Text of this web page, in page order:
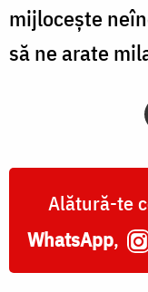
mijloceşte
să ne arate
Alătură-te
WhatsApp,